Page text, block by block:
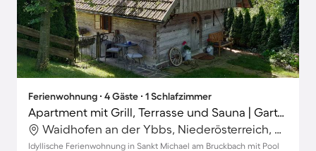
Ferienwohnung ∙ 4 Gäste ∙ 1 Schlafzimmer
Apartment mit Grill, Terrasse und Sauna | Gartenblick
Waidhofen an der Ybbs, Niederösterreich, Österreich
Idyllische Ferienwohnung in Sankt Michael am Bruckbach mit Pool